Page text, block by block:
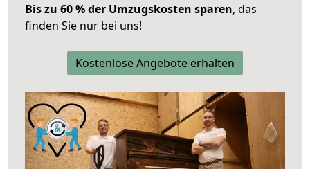
Bis zu 60 % der Umzugskosten sparen, das
finden Sie nur bei uns!
Kostenlose Angebote erhalten